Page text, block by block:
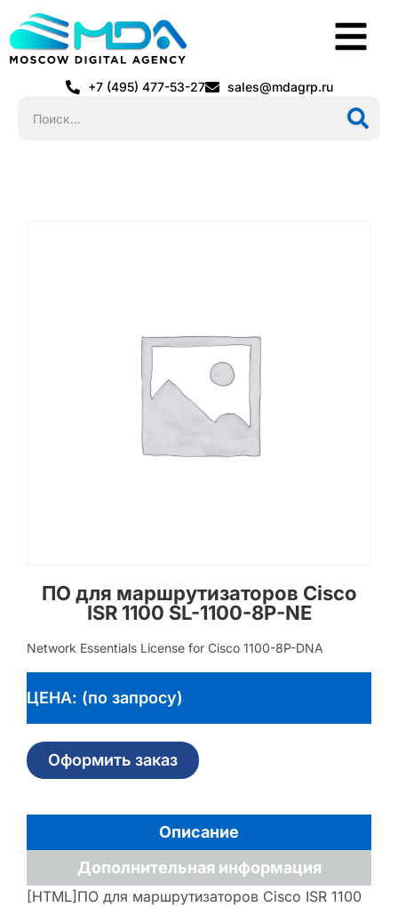
+7 (495) 477-53-27 sales@mdagrp.ru
ПО для маршрутизаторов Cisco
ISR 1100 SL-1100-8P-NE
Network Essentials License for Cisco 1100-8P-DNA
ЦЕНА: (по запросу)
Оформить заказ
Описание
Дополнительная информация
[HTML]ПО для маршрутизаторов Cisco ISR 1100